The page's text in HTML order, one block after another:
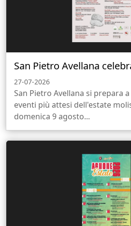
San Pietro Avellana
27-07-2026
San Pietro Avellana si prepara
eventi più attesi dell'estate
domenica 9 agosto...